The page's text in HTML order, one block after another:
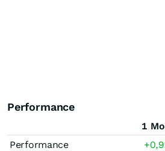
Performance
1
Performance